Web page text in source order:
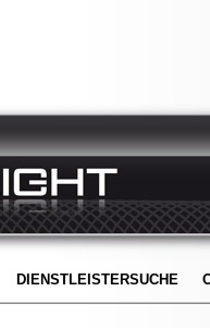
DIENSTLEISTERSUCHE